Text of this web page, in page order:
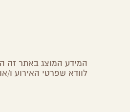
המידע המוצג באתר זה
לוודא שפרטי האירוע ו/